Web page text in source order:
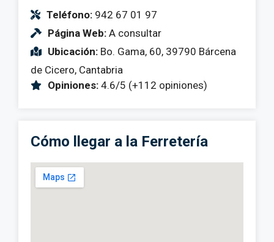
Teléfono: 942 67 01 97
Página Web: A consultar
Ubicación: Bo. Gama, 60, 39790 Bárcena
de Cicero, Cantabria
Opiniones: 4.6/5 (+112 opiniones)
Cómo llegar a la Ferretería